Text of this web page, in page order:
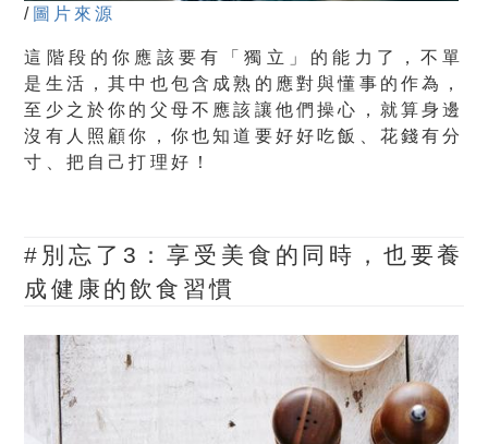
/ 圖片來源
這階段的你應該要有「獨立」的能力了，不單
是生活，其中也包含成熟的應對與懂事的作為，
至少之於你的父母不應該讓他們操心
，就算身邊
沒有人照顧你，你也知道要好好吃飯、花錢有分
寸、把自己打理好！
#別忘了3：享受美食的同時，也要養
成健康的飲食習慣